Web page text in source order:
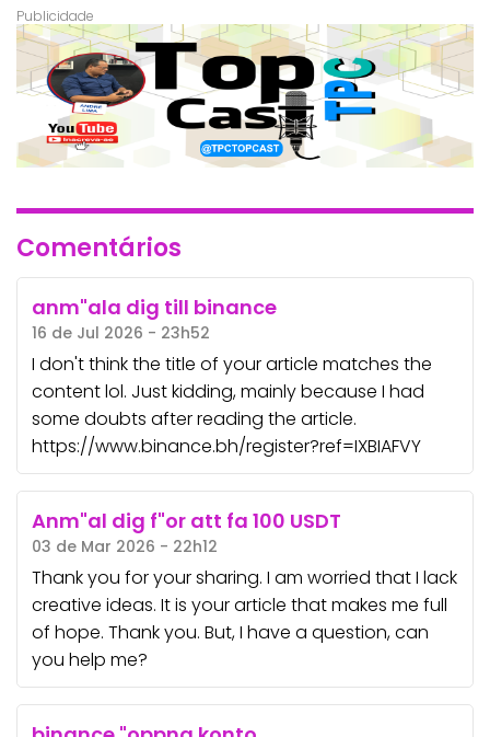
Comentários
anm"ala dig till binance
16 de Jul 2026 - 23h52
I don't think the title of your article matches the
content lol. Just kidding, mainly because I had
some doubts after reading the article.
https://www.binance.bh/register?ref=IXBIAFVY
Anm"al dig f"or att fa 100 USDT
03 de Mar 2026 - 22h12
Thank you for your sharing. I am worried that I lack
creative ideas. It is your article that makes me full
of hope. Thank you. But, I have a question, can
you help me?